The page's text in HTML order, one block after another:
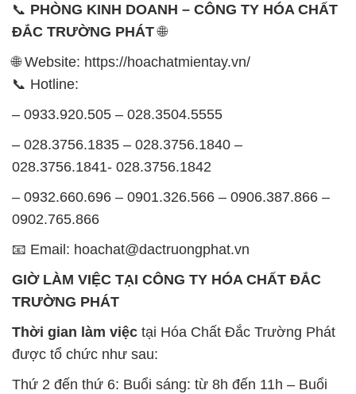
📞 PHÒNG KINH DOANH – CÔNG TY HÓA CHẤT
ĐẮC TRƯỜNG PHÁT🌐
🌐 Website: https://hoachatmientay.vn/
📞 Hotline:
– 0933.920.505 – 028.3504.5555
– 028.3756.1835 – 028.3756.1840 –
028.3756.1841- 028.3756.1842
– 0932.660.696 – 0901.326.566 – 0906.387.866 –
0902.765.866
📧 Email: hoachat@dactruongphat.vn
GIỜ LÀM VIỆC TẠI CÔNG TY HÓA CHẤT ĐẮC
TRƯỜNG PHÁT
Thời gian làm việc tại Hóa Chất Đắc Trường Phát
được tổ chức như sau:
Thứ 2 đến thứ 6: Buổi sáng: từ 8h đến 11h – Buổi